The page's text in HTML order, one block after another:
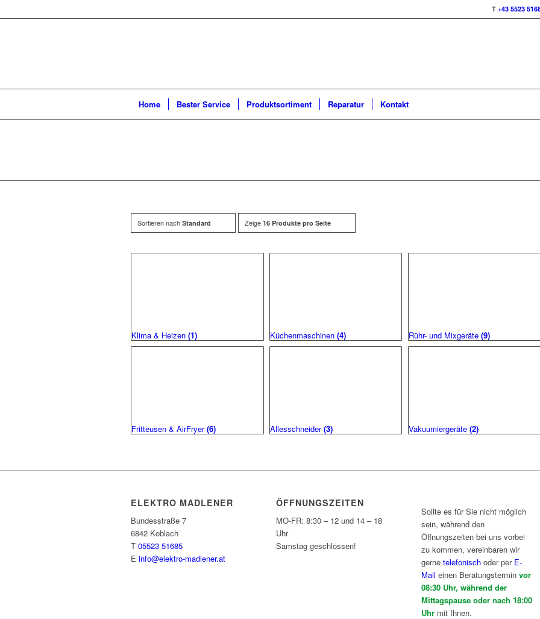
T +43 5523
Home Bester Service Produktsortiment Reparatur Kontakt
Sortieren nach Standard Zeige 16 Produkte pro Seite
Klima & Heizen (1) Küchenmaschinen (4) Rühr- und Mixgeräte (9)
Fritteusen & AirFryer(6) Allesschneider(3) Vakuumiergeräte (2)
ELEKTRO MADLENER
Bundesstraße 7
6842 Koblach
T 05523 51685
E info@elektro-madlener.at
ÖFFNUNGSZEITEN
MO-FR: 8:30 – 12 und 14 – 18
Uhr
Samstag geschlossen!
Sollte es für Sie nicht möglich
sein, während den
Öffnungszeiten bei uns vorbei
zu kommen, vereinbaren wir
gernetelefonisch oder per E-
Mail einen Beratungsterminvor
08:30 Uhr, während der
Mittagspause oder nach 18:00
Uhr mit Ihnen.